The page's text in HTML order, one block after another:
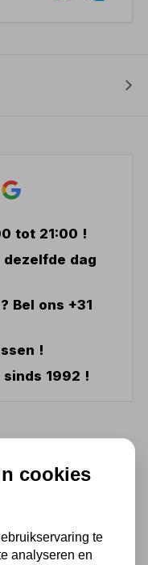
tot 21:00 !
dezelfde dag
Bel ons +31
!
1992 !
490kg
cookies
te
analyseren en